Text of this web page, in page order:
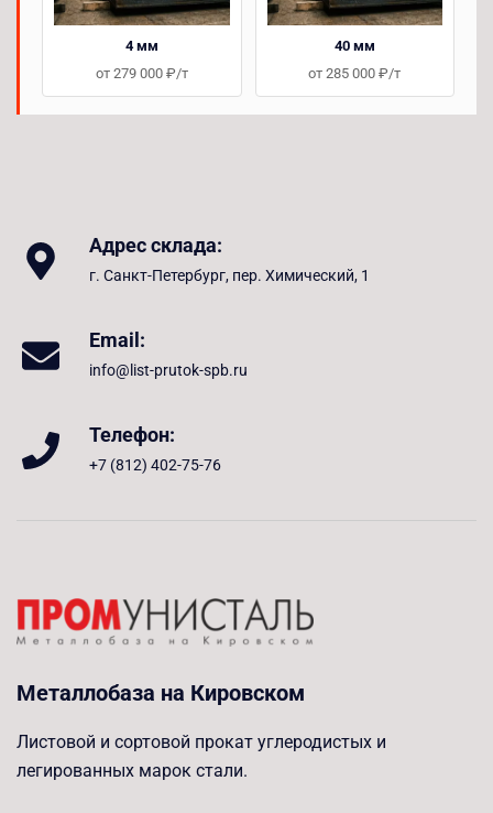
4 мм
от 279 000 ₽/т
40 мм
от 285 000 ₽/т
Адрес склада:
г. Санкт-Петербург, пер. Химический, 1
Email:
info@list-prutok-spb.ru
Телефон:
+7 (812) 402-75-76
Металлобаза на Кировском
Листовой и сортовой прокат углеродистых и
легированных марок стали.